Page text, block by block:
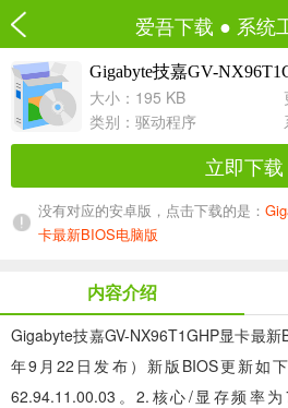
爱吾下载 ● 系统
Gigabyte技嘉GV-
大小：195 KB
类别： 驱动程序
立即下载
没有对应的安卓版，点击下载的是：
卡最新BIOS电脑版
内容介绍
Gigabyte技嘉GV-NX96T1GHP显卡最
年9月22日发布）新版BIOS更新如
62.94.11.00.03。2.核心/显存频率